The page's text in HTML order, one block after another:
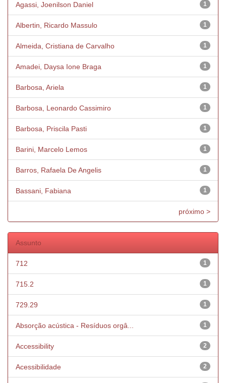
1
Agassi, Joenilson Daniel
1
Albertin, Ricardo Massulo
1
Almeida, Cristiana de Carvalho
1
Amadei, Daysa Ione Braga
1
Barbosa, Ariela
1
Barbosa, Leonardo Cassimiro
1
Barbosa, Priscila Pasti
1
Barini, Marcelo Lemos
1
Barros, Rafaela De Angelis
1
Bassani, Fabiana
próximo >
Assunto
1
712
1
715.2
1
729.29
1
Absorção acústica - Resíduos orgâ...
2
Accessibility
2
Acessibilidade